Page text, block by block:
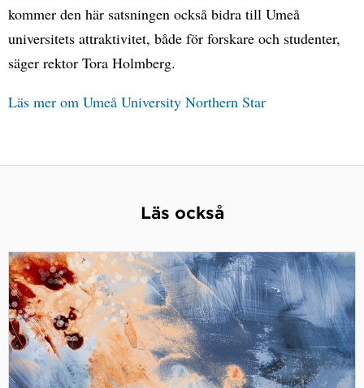
kommer den här satsningen också bidra till Umeå
universitets attraktivitet, både för forskare och studenter,
säger rektor Tora Holmberg.
Läs mer om Umeå University Northern Star
Läs också